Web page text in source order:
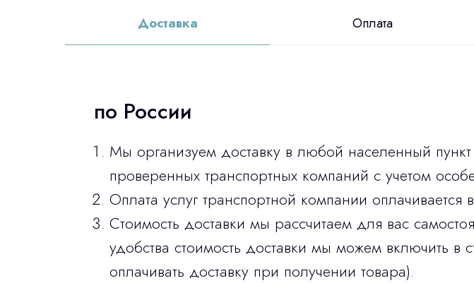
Доставка Оплата
по России
Мы организуем доставку в любой населенный
проверенных транспортных компаний с учетом
Оплата услуг транспортной компании
Стоимость доставки мы рассчитаем для вас
удобства стоимость доставки мы можем включить в
оплачивать доставку при получении товара).